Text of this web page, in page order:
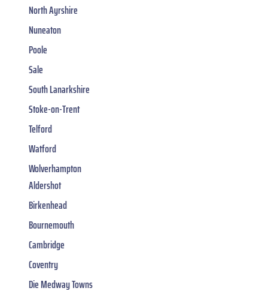
North Ayrshire
Nuneaton
Poole
Sale
South Lanarkshire
Stoke-on-Trent
Telford
Watford
Wolverhampton
Aldershot
Birkenhead
Bournemouth
Cambridge
Coventry
Die Medway Towns